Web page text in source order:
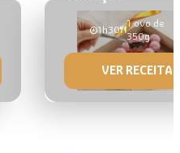
1h30
1 ovo de
350g
VER RECEITA